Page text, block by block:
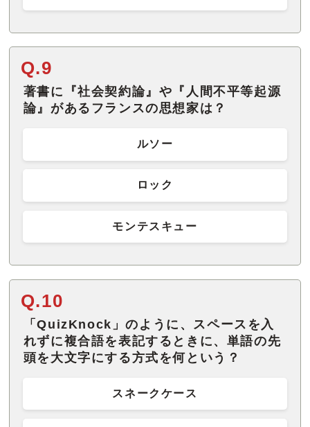
Q.9
著書に『社会契約論』や『人間不平等起源
論』があるフランスの思想家は？
ルソー
ロック
モンテスキュー
Q.10
「QuizKnock」のように、スペースを入
れずに複合語を表記するときに、単語の先
頭を大文字にする方式を何という？
スネークケース